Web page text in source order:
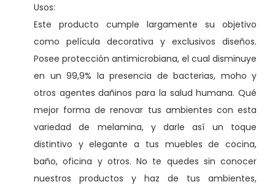
a
Usos:
Este producto cumple largamente su objetivo
como película decorativa y exclusivos diseños.
Posee protección antimicrobiana, el cual disminuye
en un 99,9% la presencia de bacterias, moho y
otros agentes dañinos para la salud humana. Qué
mejor forma de renovar tus ambientes con esta
variedad de melamina, y darle así un toque
distintivo y elegante a tus muebles de cocina,
baño, oficina y otros. No te quedes sin conocer
nuestros productos y haz de tus ambientes,